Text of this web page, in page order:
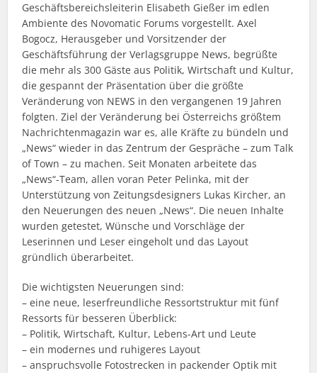
Geschäftsbereichsleiterin Elisabeth Gießer im edlen
Ambiente des Novomatic Forums vorgestellt. Axel
Bogocz, Herausgeber und Vorsitzender der
Geschäftsführung der Verlagsgruppe News, begrüßte
die mehr als 300 Gäste aus Politik, Wirtschaft und Kultur,
die gespannt der Präsentation über die größte
Veränderung von NEWS in den vergangenen 19 Jahren
folgten. Ziel der Veränderung bei Österreichs größtem
Nachrichtenmagazin war es, alle Kräfte zu bündeln und
„News“ wieder in das Zentrum der Gespräche – zum Talk
of Town – zu machen. Seit Monaten arbeitete das
„News“-Team, allen voran Peter Pelinka, mit der
Unterstützung von Zeitungsdesigners Lukas Kircher, an
den Neuerungen des neuen „News“. Die neuen Inhalte
wurden getestet, Wünsche und Vorschläge der
Leserinnen und Leser eingeholt und das Layout
gründlich überarbeitet.
Die wichtigsten Neuerungen sind:
– eine neue, leserfreundliche Ressortstruktur mit fünf
Ressorts für besseren Überblick:
– Politik, Wirtschaft, Kultur, Lebens-Art und Leute
– ein modernes und ruhigeres Layout
– anspruchsvolle Fotostrecken in packender Optik mit